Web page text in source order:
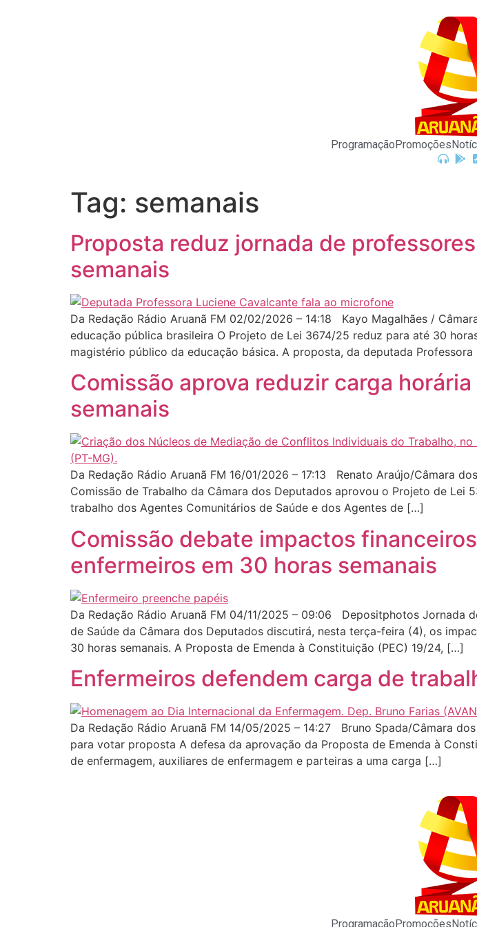
ProgramaçãoPromoções
Tag: semanais
Proposta reduz jornada de
semanais
Da Redação Rádio Aruanã FM 02/02/2026 – 14:18 Kayo Magalhães /
educação pública brasileira O Projeto de Lei 3674/25 reduz para até 30
magistério público da educação básica. A proposta, da deputada
Comissão aprova reduzir carga
semanais
Da Redação Rádio Aruanã FM 16/01/2026 – 17:13 Renato Araújo/Câmara
Comissão de Trabalho da Câmara dos Deputados aprovou o Projeto de Lei
trabalho dos Agentes Comunitários de Saúde e dos Agentes de […]
Comissão debate impactos
enfermeiros em 30 horas semanais
Da Redação Rádio Aruanã FM 04/11/2025 – 09:06 Depositphotos Jornada
de Saúde da Câmara dos Deputados discutirá, nesta terça-feira (4), os
30 horas semanais. A Proposta de Emenda à Constituição (PEC) 19/24, […]
Enfermeiros defendem carga de
Da Redação Rádio Aruanã FM 14/05/2025 – 14:27 Bruno Spada/Câmara
para votar proposta A defesa da aprovação da Proposta de Emenda à
de enfermagem, auxiliares de enfermagem e parteiras a uma carga […]
ProgramaçãoPromoções